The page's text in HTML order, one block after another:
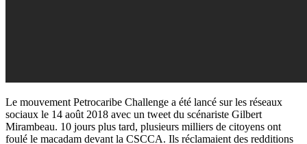
Le mouvement Petrocaribe Challenge a été lancé sur les réseaux
sociaux le 14 août 2018 avec un tweet du scénariste Gilbert
Mirambeau. 10 jours plus tard, plusieurs milliers de citoyens ont
foulé le macadam devant la CSCCA. Ils réclamaient des redditions